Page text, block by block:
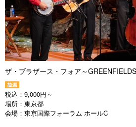
ザ・ブラザース・フォア～
税込： 9,000円～
場所： 東京都
会場： 東京国際フォーラム ホールC